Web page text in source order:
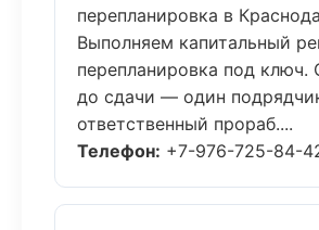
перепланировка в
Выполняем капитальный
перепланировка под ключ.
до сдачи — один
ответственный прораб....
Телефон: +7-976-725-84-